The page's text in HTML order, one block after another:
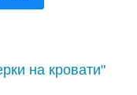
на кровати"